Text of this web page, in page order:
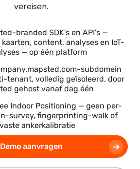
vereisen.
branded SDK's en API's —
content, analyses en IoT-
— op één platform
subdomein
tenant, volledig geïsoleerd, door
gehost vanaf dag één
Indoor Positioning — geen per-
survey, fingerprinting-walk of
vaste ankerkalibratie
Demo aanvragen